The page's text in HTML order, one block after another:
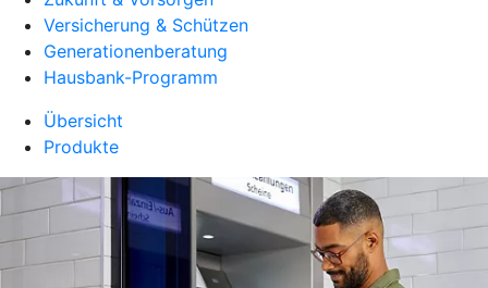
Versicherung & Schützen
Generationenberatung
Hausbank-Programm
Übersicht
Produkte